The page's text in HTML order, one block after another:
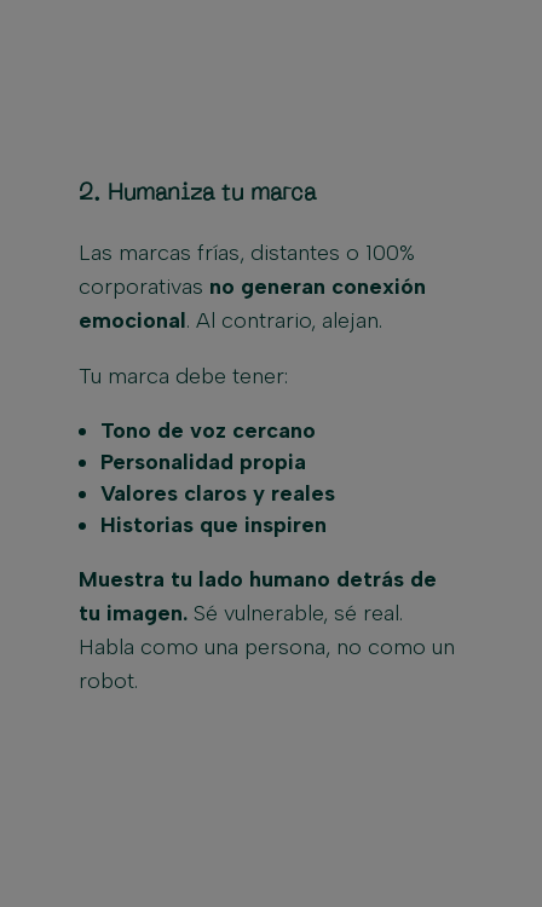
2. Humaniza tu marca
Las marcas frías, distantes o 100%
corporativas no generan conexión
emocional. Al contrario, alejan.
Tu marca debe tener:
Tono de voz cercano
Personalidad propia
Valores claros y reales
Historias que inspiren
Muestra tu lado humano detrás de
tu imagen.Sé vulnerable, sé real.
Habla como una persona, no como un
robot.